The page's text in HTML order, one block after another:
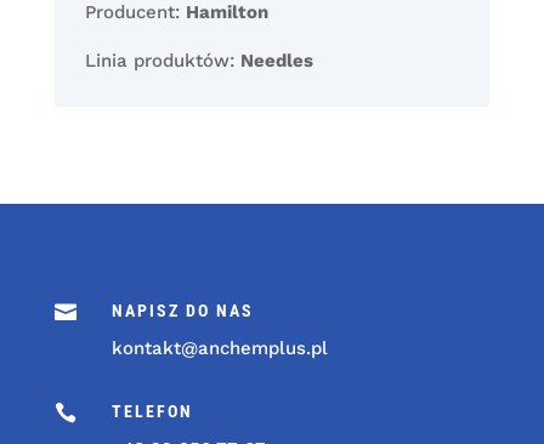
Producent: Hamilton
Linia produktów: Needles
 NAPISZ DO NAS
kontakt@anchemplus.pl
 TELEFON